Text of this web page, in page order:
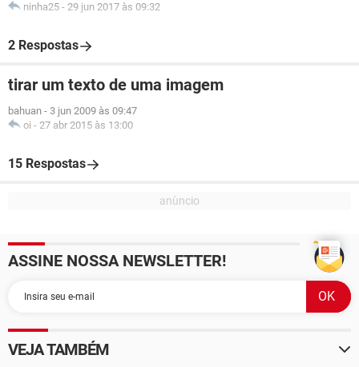
ninha25 - 29 jun 2017 às 09:32
2 Respostas
tirar um texto de uma imagem
bahuan - 3 jun 2009 às 09:47
oi - 27 abr 2015 às 13:00
15 Respostas
ASSINE NOSSA NEWSLETTER!
VEJA TAMBÉM